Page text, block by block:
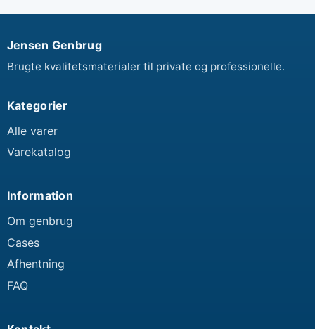
Jensen Genbrug
Brugte kvalitetsmaterialer til private og professionelle.
Kategorier
Alle varer
Varekatalog
Information
Om genbrug
Cases
Afhentning
FAQ